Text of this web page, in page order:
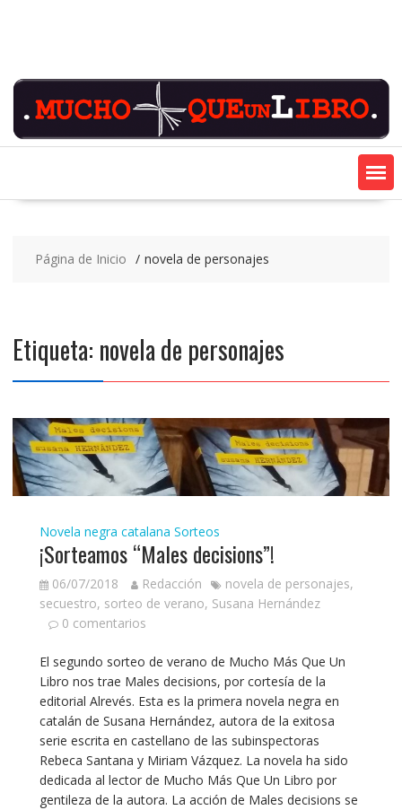
Página de Inicio novela de personajes
Etiqueta: novela de personajes
Novela negra catalana Sorteos
¡Sorteamos “Males decisions”!
06/07/2018 Redacción novela de personajes,
secuestro, sorteo de verano, Susana Hernández
0 comentarios
El segundo sorteo de verano de Mucho Más Que Un
Libro nos trae Males decisions, por cortesía de la
editorial Alrevés. Esta es la primera novela negra en
catalán de Susana Hernández, autora de la exitosa
serie escrita en castellano de las subinspectoras
Rebeca Santana y Miriam Vázquez. La novela ha sido
dedicada al lector de Mucho Más Que Un Libro por
gentileza de la autora. La acción de Males decisions se